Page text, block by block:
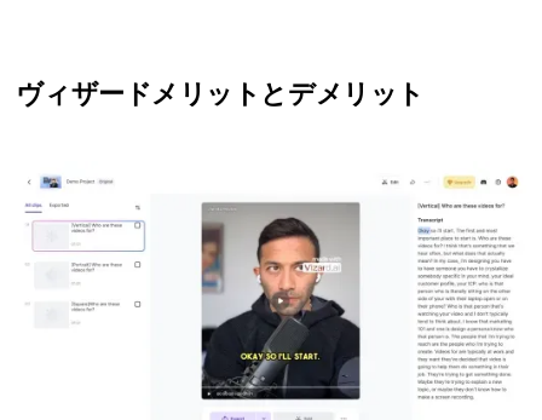
ヴィザードメリットとデメリット